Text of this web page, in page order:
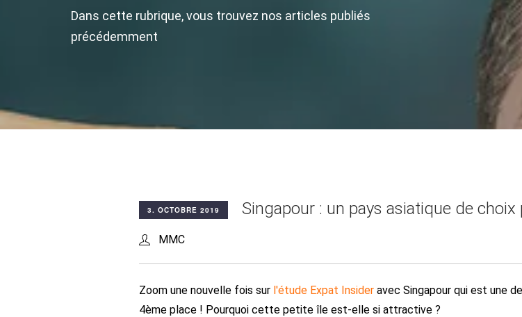
Dans cette rubrique, vous trouvez nos articles publiés
précédemment
3. OCTOBRE 2019 Singapour : un pays asiatique de choix
MMC
Zoom une nouvelle fois sur l'étude Expat Insideravec Singapour qui est une
4ème place ! Pourquoi cette petite île est-elle si attractive ?